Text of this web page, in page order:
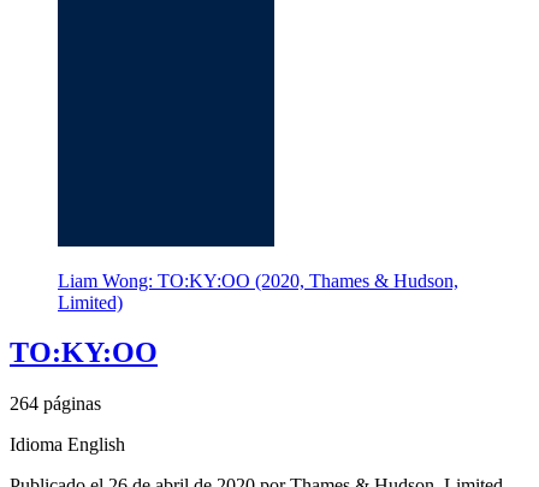
Liam Wong: TO:KY:OO (2020, Thames & Hudson,
Limited)
TO:KY:OO
264 páginas
Idioma English